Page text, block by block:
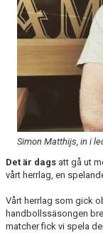
SPONSORER
DOKUMENT
Simon Matthijs, in i
Det är dags att gå ut
vårt herrlag, en
Vårt herrlag som gick
handbollssäsongen
matcher fick vi spela